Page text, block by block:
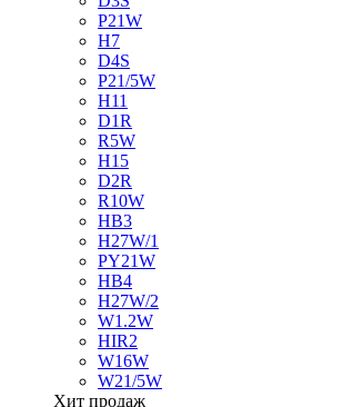
P21W
H7
D4S
P21/5W
H11
D1R
R5W
H15
D2R
R10W
HB3
H27W/1
PY21W
HB4
H27W/2
W1.2W
HIR2
W16W
W21/5W
Хит продаж